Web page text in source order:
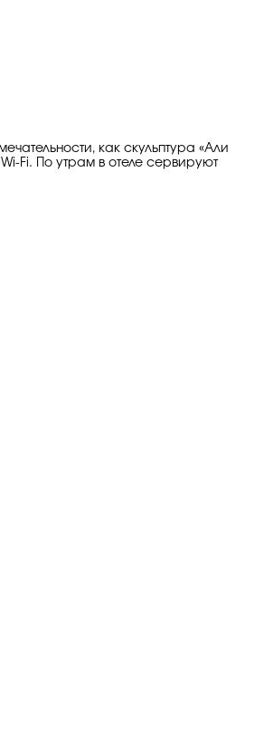
как скульптура «Али
Fi. По утрам в отеле сервируют